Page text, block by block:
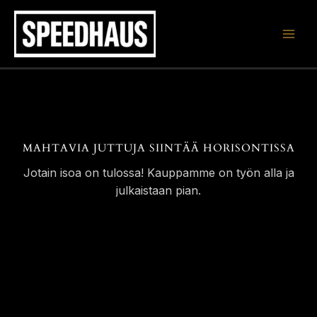
Siirry
sisältöön
MAHTAVIA JUTTUJA SIINTÄÄ HORISONTISSA
Jotain isoa on tulossa! Kauppamme on työn alla ja
julkaistaan pian.